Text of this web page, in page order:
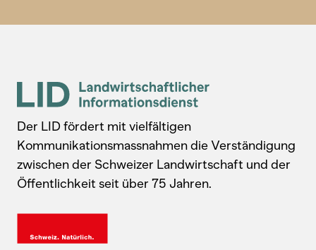
Der LID fördert mit vielfältigen
Kommunikationsmassnahmen die Verständigung
zwischen der Schweizer Landwirtschaft und der
Öffentlichkeit seit über 75 Jahren.